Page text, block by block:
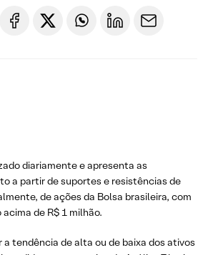
diariamente e apresenta as
a partir de suportes e resistências de
de ações da Bolsa brasileira, com
de R$ 1 milhão.
a tendência de alta ou de baixa dos ativos